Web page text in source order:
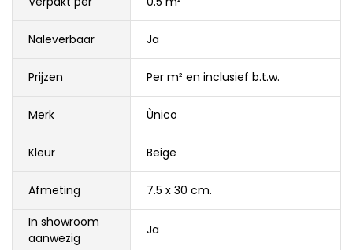
Naleverbaar Ja
Prijzen Per m² en inclusief b.t.w.
Merk Ùnico
Kleur Beige
Afmeting
7.5 x 30 cm.
In showroom
aanwezig
Ja